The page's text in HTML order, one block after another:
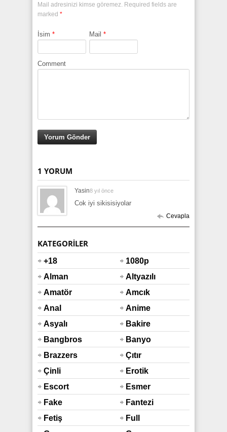
Mail adresinizi kimse göremez. Required fields are
marked *
İsim * Mail *
Comment
1 YORUM
Yasin8 yıl önce
Cok iyi sikisisiyolar
Cevapla
KATEGORILER
+18
1080p
Alman
Altyazılı
Amatör
Amcık
Anal
Anime
Asyalı
Bakire
Bangbros
Banyo
Duş
Brazzers
Çıtır
Çinli
Erotik
Escort
Esmer
Fake
Taxi
Fantezi
Fetiş
Full